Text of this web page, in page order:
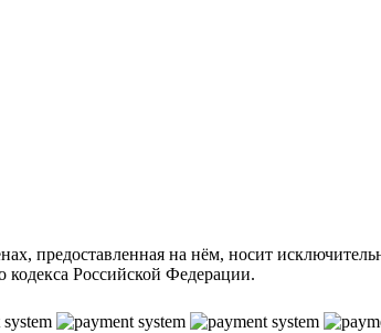
предоставленная на нём, носит
Российской Федерации.